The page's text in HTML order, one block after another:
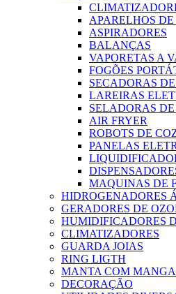
APARELHOS
ASPIRADORES
BALANÇAS
VAPORETAS A
FOGÕES
SECADORAS
LAREIRAS
SELADORAS DE
AIR FRYER
ROBOTS DE
PANELAS
MAQUINAS DE
HIDROGENADORES
GERADORES DE
HUMIDIFICADORES
CLIMATIZADORES
GUARDA JOIAS
RING LIGTH
MANTA COM
DECORAÇÃO